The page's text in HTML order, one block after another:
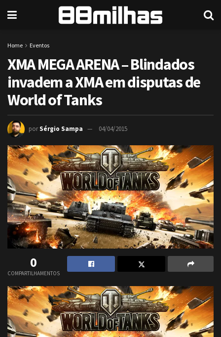
Home Eventos
XMA MEGA ARENA – Blindados
invadem a XMA em disputas de
World of Tanks
porSérgio Sampa 04/04/2015
0
COMPARTILHAMENTOS